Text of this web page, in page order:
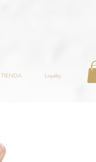
TIENDA Loyalty